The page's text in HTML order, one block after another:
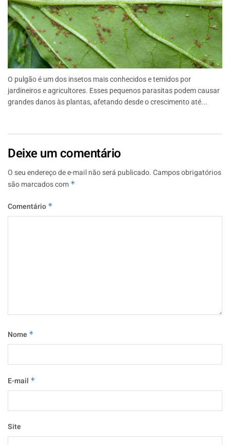
O pulgão é um dos insetos mais conhecidos e temidos por
jardineiros e agricultores. Esses pequenos parasitas podem causar
grandes danos às plantas, afetando desde o crescimento até...
Deixe um comentário
O seu endereço de e-mail não será publicado.Campos obrigatórios
são marcados com *
Comentário *
Nome *
E-mail *
Site